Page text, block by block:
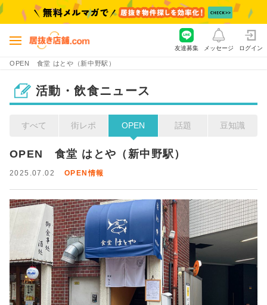
OPEN 食堂 はとや（新中野駅）
友達募集 メッセージ ログイン
活動・飲食ニュース
すべて 街レポ OPEN 話題 豆知識
OPEN　食堂 はとや（新中野駅）
2025.07.02 OPEN情報